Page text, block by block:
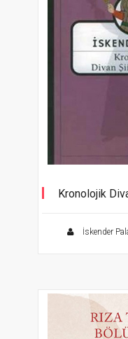
Kronolojik
İskender